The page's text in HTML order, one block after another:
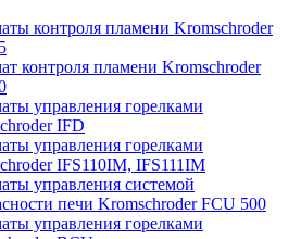
контроля пламени Kromschroder
контроля пламени Kromschroder
управления горелками
IFD
управления горелками
IFS110IM, IFS111IM
управления системой
печи Kromschroder FCU 500
управления горелками